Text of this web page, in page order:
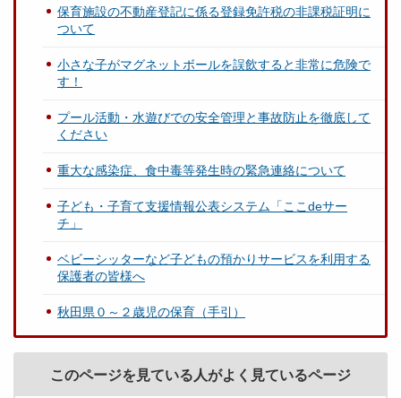
保育施設の不動産登記に係る登録免許税の非課税証明に
ついて
小さな子がマグネットボールを誤飲すると非常に危険で
す！
プール活動・水遊びでの安全管理と事故防止を徹底して
ください
重大な感染症、食中毒等発生時の緊急連絡について
子ども・子育て支援情報公表システム「ここdeサー
チ」
ベビーシッターなど子どもの預かりサービスを利用する
保護者の皆様へ
秋田県０～２歳児の保育（手引）
このページを見ている人がよく見ているページ